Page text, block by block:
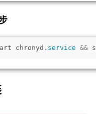
chronyd. service &&